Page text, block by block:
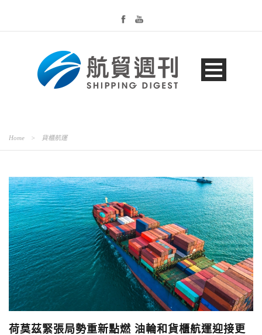
Home > 貨櫃航運
荷莫茲緊張局勢重新點燃 油輪和貨櫃航運迎接更